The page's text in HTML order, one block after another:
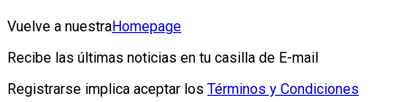
Vuelve a nuestraHomepage
Recibe las últimas noticias en tu casilla de E-mail
Registrarse implica aceptar los Términos y Condiciones